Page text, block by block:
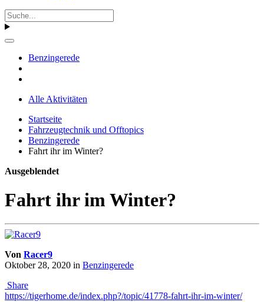
Benzingerede
Alle Aktivitäten
Startseite
Fahrzeugtechnik und Offtopics
Benzingerede
Fahrt ihr im Winter?
Ausgeblendet
Fahrt ihr im Winter?
Von Racer9
Oktober 28, 2020 in Benzingerede
Share
https://tigerhome.de/index.php?/topic/41778-fahrt-ihr-im-winter/